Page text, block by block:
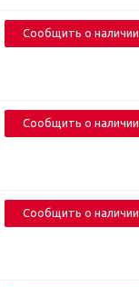
Сообщить о наличии
Сообщить о наличии
Сообщить о наличии